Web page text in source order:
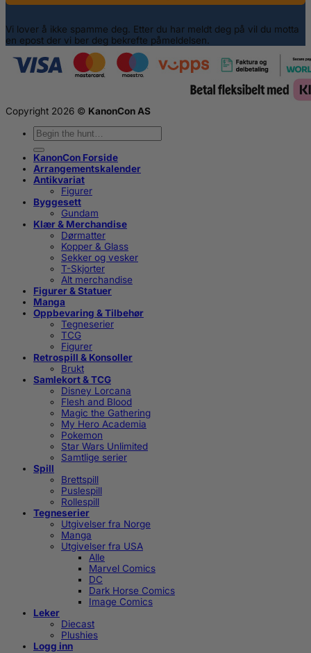
Vi lover å ikke spamme deg. Etter du har meldt deg på vil du motta
en epost der vi ber deg bekrefte påmeldelsen.
Copyright 2026 © KanonCon AS
Søk
etter:
KanonCon Forside
Arrangementskalender
Antikvariat
Figurer
Byggesett
Gundam
Klær & Merchandise
Dørmatter
Kopper & Glass
Sekker og vesker
T-Skjorter
Alt merchandise
Figurer & Statuer
Manga
Oppbevaring & Tilbehør
Tegneserier
TCG
Figurer
Retrospill & Konsoller
Brukt
Samlekort & TCG
Disney Lorcana
Flesh and Blood
Magic the Gathering
My Hero Academia
Pokemon
Star Wars Unlimited
Samtlige serier
Spill
Brettspill
Puslespill
Rollespill
Tegneserier
Utgivelser fra Norge
Manga
Utgivelser fra USA
Alle
Marvel Comics
DC
Dark Horse Comics
Image Comics
Leker
Diecast
Plushies
Logg inn